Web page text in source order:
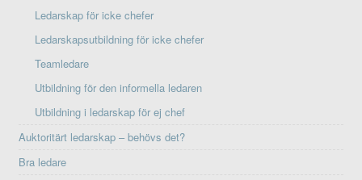
Ledarskap för icke chefer
Ledarskapsutbildning för icke chefer
Teamledare
Utbildning för den informella ledaren
Utbildning i ledarskap för ej chef
Auktoritärt ledarskap – behövs det?
Bra ledare